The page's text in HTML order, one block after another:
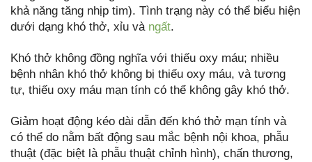
khả năng tăng nhịp tim). Tình trạng này có thể biểu hiện
dưới dạng khó thở, xỉu và ngất.
Khó thở không đồng nghĩa với thiếu oxy máu; nhiều
bệnh nhân khó thở không bị thiếu oxy máu, và tương
tự, thiếu oxy máu mạn tính có thể không gây khó thở.
Giảm hoạt động kéo dài dẫn đến khó thở mạn tính và
có thể do nằm bất động sau mắc bệnh nội khoa, phẫu
thuật (đặc biệt là phẫu thuật chỉnh hình), chấn thương,